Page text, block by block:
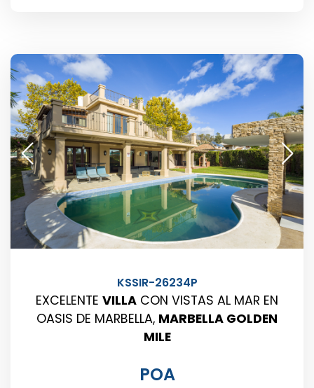
KSSIR-26234P
EXCELENTE VILLA CON VISTAS AL MAR EN
OASIS DE MARBELLA, MARBELLA GOLDEN
MILE
POA